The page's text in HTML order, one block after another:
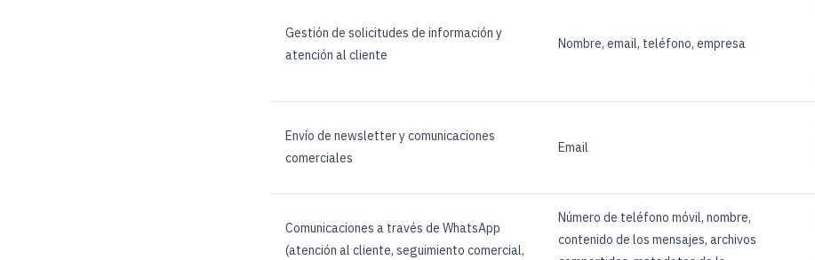
Gestión de solicitudes de información y
atención al cliente
Nombre, email, teléfono, empresa
Envío de newsletter y comunicaciones
comerciales
Email
Comunicaciones a través de WhatsApp
(atención al cliente, seguimiento comercial,
Número de teléfono móvil, nombre,
contenido de los mensajes, archivos